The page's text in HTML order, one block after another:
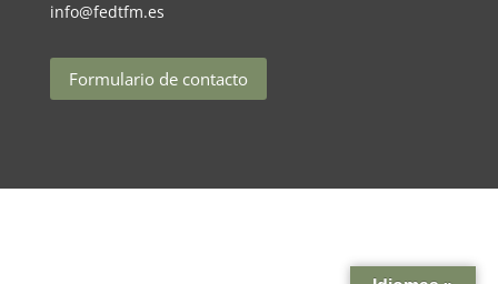
info@fedtfm.es
Formulario de contacto